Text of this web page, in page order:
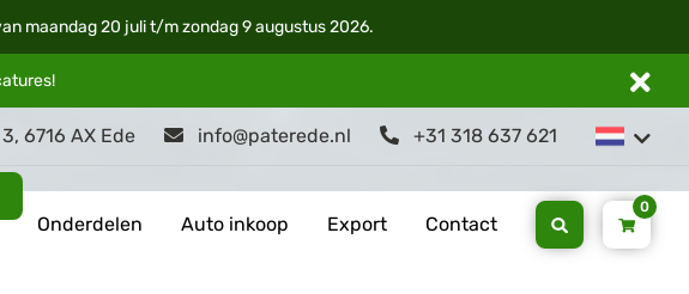
maandag 20 juli t/m zondag 9 augustus 2026.
!
6716 AX Ede info@paterede.nl +31 318 637 621
Onderdelen Auto inkoop Export Contact
0